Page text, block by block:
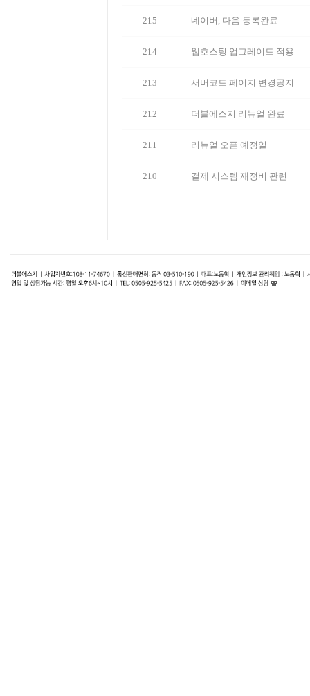
215 네이버, 다음 등록완료
214 웹호스팅 업그레이드 적용
213 서버코드 페이지 변경공지
212 더블에스지 리뉴얼 완료
211 리뉴얼 오픈 예정일
210 결제 시스템 재정비 관련